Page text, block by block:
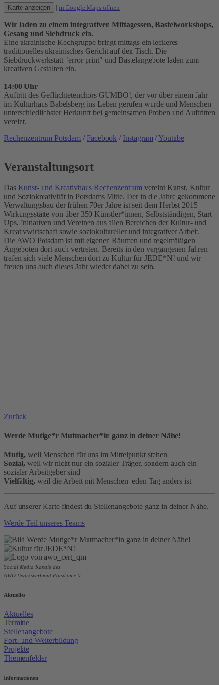
Karte anzeigen | in Google Maps öffnen
Wir laden zu einem integrativen Mittagessen, Bastelworkshops,
Gesang und Siebdruck ein.
Eine ukrainische Kochgruppe bringt mittags ein leckeres
traditionelles ukrainisches Gericht auf den Tisch. Die
Siebdruckwerkstatt "error print" und Bastelangebote laden zum
kreativen Gestalten ein.
14:00 Uhr
Auftritt des Geflüchtetenchors GUMBO!, der vor über einem Jahr
im Kulturhaus Babelsberg ins Leben gerufen wurde und Menschen
unterschiedlichster Herkunft bei gemeinsamen Proben und Auftritten
vereint.
Rechenzentrum Potsdam / Facebook / Instagram /Youtube
Veranstaltungsort
Das Kunst- und Kreativhaus Rechenzentrum vereint Kunst, Kultur
und Soziokreativität in Potsdams Mitte. Der in die Jahre gekommene
Verwaltungsbau der frühen 70er Jahre ist seit dem Herbst 2015
Wirkungsstätte von über 350 Künstler*innen, Selbstständigen, Start
Ups, Initiativen und Vereinen aus allen Bereichen der Kultur- und
Kreativwirtschaft sowie soziokultureller und integrativer Arbeit.
Die AWO Potsdam ist mit eigenen Räumen und regelmäßigen
Angeboten dort auch vertreten. Bereits in den vergangenen Jahren
trafen sich viele Menschen dort zu Kultur für JEDE*N! und wir
freuen uns auch dieses Jahr wieder dabei zu sein.
Zurück
Werde Mutige*r Mutmacher*in ganz in deiner Nähe!
Mutig, weil Menschen für uns im Mittelpunkt stehen
Sozial, weil wir nicht nur ein sozialer Träger, sondern auch ein
sozialer Arbeitgeber sind
Vielfältig, weil die Arbeit mit Menschen jeden Tag anders ist
Auf unserer Karte findest du Stellenangebote ganz in deiner Nähe.
Werde Teil unseres Teams
Social Media Kanäle des
AWO Bezirksverband Potsdam e.V.
Aktuelles
Aktuelles
Termine
Stellenangebote
Fort- und Weiterbildung
Projekte
Themenfelder
Informationen